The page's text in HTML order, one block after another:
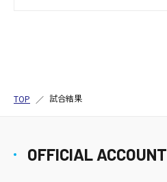
TOP 試合結果
OFFICIAL ACCOUNT